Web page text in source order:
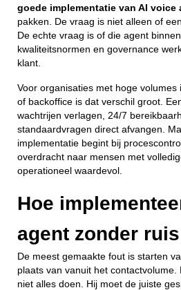
goede implementatie van AI voice
pakken. De vraag is niet alleen of
De echte vraag is of die agent
kwaliteitsnormen en governance
klant.
Voor organisaties met hoge
of backoffice is dat verschil groot.
wachtrijen verlagen, 24/7
standaardvragen direct afvangen.
implementatie begint bij
overdracht naar mensen met
operationeel waardevol.
Hoe
agent zonder ruis
De meest gemaakte fout is starten
plaats van vanuit het contactvolume.
niet alles doen. Hij moet de juiste